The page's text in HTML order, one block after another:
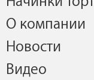
О компании
Новости
Видео